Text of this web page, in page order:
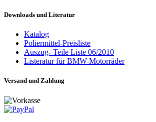
Downloads und Literatur
Katalog
Poliermittel-Preisliste
Auszug- Teile Liste 06/2010
Listeratur für BMW-Motorräder
Versand und Zahlung